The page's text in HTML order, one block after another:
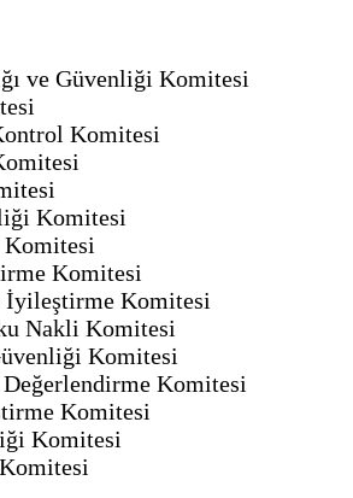
ve Güvenliği Komitesi
Komitesi
Komitesi
Komitesi
Komitesi
Nakli Komitesi
Komitesi
Değerlendirme Komitesi
Komitesi
Komitesi